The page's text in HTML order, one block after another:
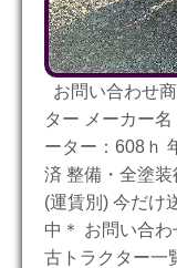
お問い合わせ
ター メーカー
ーター：608ｈ
済 整備・全塗
(運賃別) 今だけ
中＊ お問い合
古トラクター